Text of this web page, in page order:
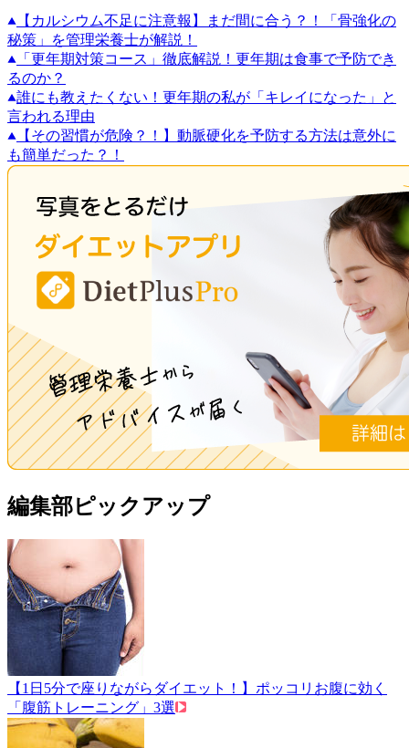
【カルシウム不足に注意報】まだ間に合う？！「骨強化の
秘策」を管理栄養士が解説！
「更年期対策コース」徹底解説！更年期は食事で予防でき
るのか？
誰にも教えたくない！更年期の私が「キレイになった」と
言われる理由
【その習慣が危険？！】動脈硬化を予防する方法は意外に
も簡単だった？！
編集部ピックアップ
【1日5分で座りながらダイエット！】ポッコリお腹に効く
「腹筋トレーニング」3選